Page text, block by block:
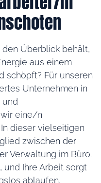
den Überblick behält,
aus einem
schöpft? Für unseren
Unternehmen in
eine/n
dieser vielseitigen
zwischen der
Verwaltung im Büro.
und Ihre Arbeit sorgt
ablaufen.